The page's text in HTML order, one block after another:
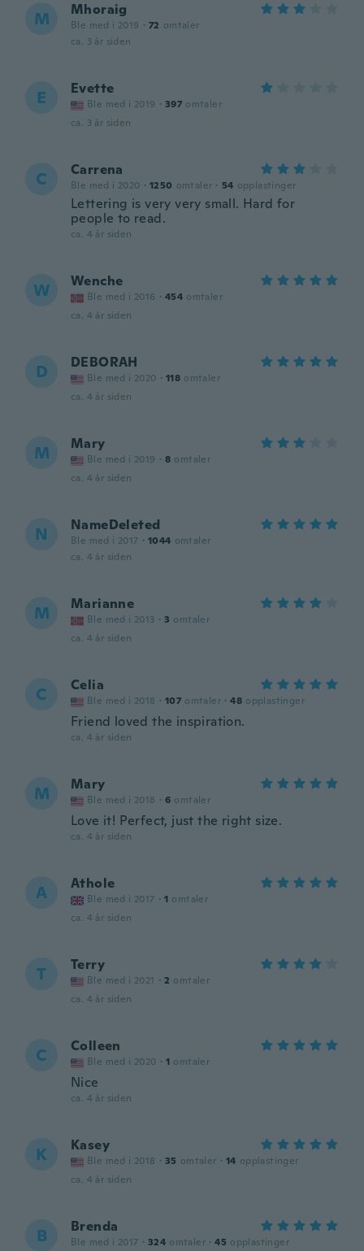
M Mhoraig
Ble med i 2019 · 72 omtaler
ca. 3 år siden
E Evette
Ble med i 2019 · 397 omtaler
ca. 3 år siden
C Carrena
Ble med i 2020 · 1250 omtaler · 54 opplastinger
Lettering is very very small. Hard for
people to read.
ca. 4 år siden
W Wenche
Ble med i 2016 · 454 omtaler
ca. 4 år siden
D DEBORAH
Ble med i 2020 · 118 omtaler
ca. 4 år siden
M Mary
Ble med i 2019 · 8 omtaler
ca. 4 år siden
N NameDeleted
Ble med i 2017 · 1044 omtaler
ca. 4 år siden
M Marianne
Ble med i 2013 · 3 omtaler
ca. 4 år siden
C Celia
Ble med i 2018 · 107 omtaler · 48 opplastinger
Friend loved the inspiration.
ca. 4 år siden
M Mary
Ble med i 2018 · 6 omtaler
Love it! Perfect, just the right size.
ca. 4 år siden
A Athole
Ble med i 2017 · 1 omtaler
ca. 4 år siden
T Terry
Ble med i 2021 · 2 omtaler
ca. 4 år siden
C Colleen
Ble med i 2020 · 1 omtaler
Nice
ca. 4 år siden
K Kasey
Ble med i 2018 · 35 omtaler · 14 opplastinger
ca. 4 år siden
B Brenda
Ble med i 2017 · 324 omtaler · 45 opplastinger